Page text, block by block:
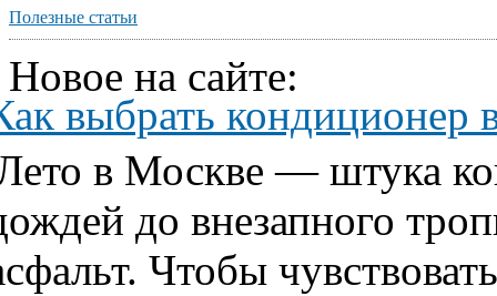
Полезные статьи
Новое на сайте:
выбрать кондиционер
в Москве — штука
до внезапного
Чтобы